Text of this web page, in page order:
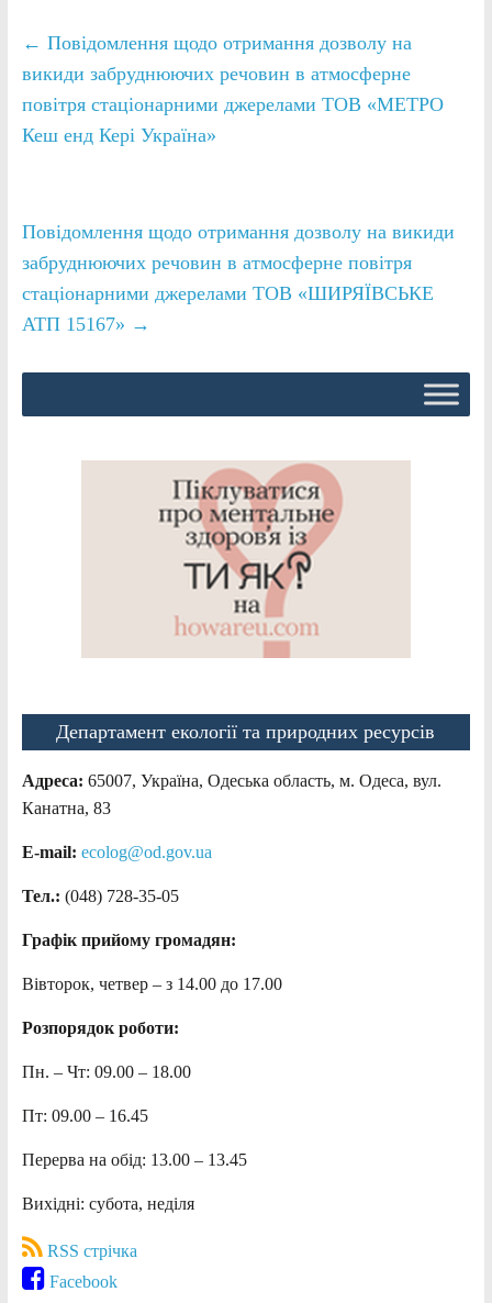
← Повідомлення щодо отримання дозволу на
викиди забруднюючих речовин в атмосферне
повітря стаціонарними джерелами ТОВ «МЕТРО
Кеш енд Кері Україна»
Повідомлення щодо отримання дозволу на викиди
забруднюючих речовин в атмосферне повітря
стаціонарними джерелами ТОВ «ШИРЯЇВСЬКЕ
АТП 15167» →
Департамент екології та природних ресурсів
Адреса: 65007, Україна, Одеська область, м. Одеса, вул.
Канатна, 83
E-mail: ecolog@od.gov.ua
Тел.: (048) 728-35-05
Графік прийому громадян:
Вівторок, четвер – з 14.00 до 17.00
Розпорядок роботи:
Пн. – Чт: 09.00 – 18.00
Пт: 09.00 – 16.45
Перерва на обід: 13.00 – 13.45
Вихідні: субота, неділя
RSS стрічка
Facebook